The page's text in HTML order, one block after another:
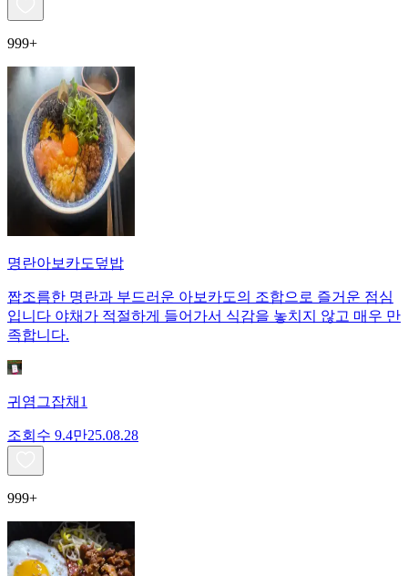
999+
명란아보카도덮밥
짭조름한 명란과 부드러운 아보카도의 조합으로 즐거운 점심
입니다 야채가 적절하게 들어가서 식감을 놓치지 않고 매우 만
족합니다.
귀염그잡채1
조회수 9.4만25.08.28
999+